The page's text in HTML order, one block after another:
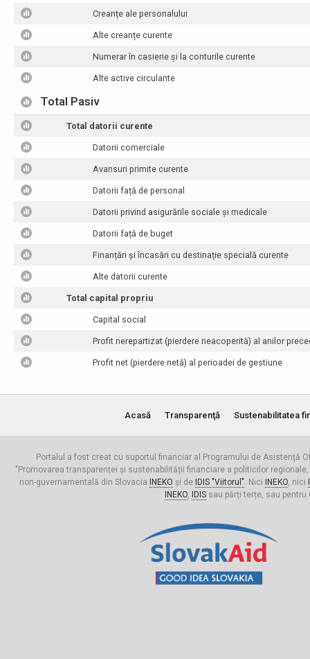
Creanțe ale personalului
Alte creanțe curente
Numerar în casierie și la conturile curente
Alte active circulante
Total Pasiv
Total datorii curente
Datorii comerciale
Avansuri primite curente
Datorii față de personal
Datorii privind asigurările sociale și medicale
Datorii față de buget
Finanțări și încasări cu destinație specială curente
Alte datorii curente
Total capital propriu
Capital social
Profit nerepartizat (pierdere neacoperită) al anilor
Profit net (pierdere netă) al perioadei de gestiune
Acasă Transparenţă Sustenabilitatea
Portalul a fost creat cu suportul financiar al Programului de Asistență
"Promovarea transparenței și sustenabilității financiare a politicilor
non-guvernamentală din Slovacia
INEKO și de IDIS "Viitorul". Nici INEKO, nici
INEKO, IDISsau părți terțe, sau pentru